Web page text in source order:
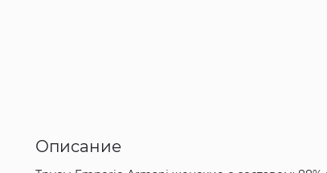
Описание